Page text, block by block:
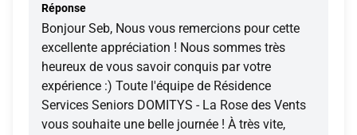
Réponse
Bonjour Seb, Nous vous remercions pour cette
excellente appréciation ! Nous sommes très
heureux de vous savoir conquis par votre
expérience :) Toute l'équipe de Résidence
Services Seniors DOMITYS - La Rose des Vents
vous souhaite une belle journée ! À très vite,